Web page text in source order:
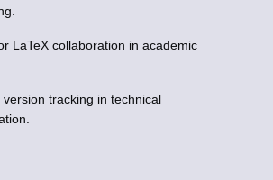
LaTeX collaboration in academic
tracking in technical